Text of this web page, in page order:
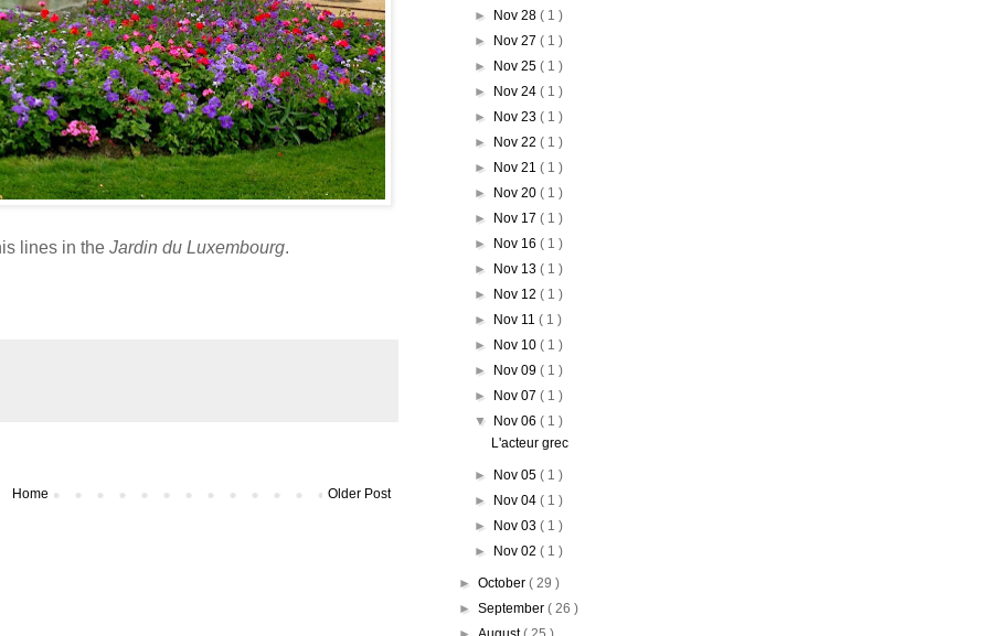
lines in the Jardin du Luxembourg.
Older Post
Home
►
Nov 28( 1 )
►
Nov 27( 1 )
►
Nov 25( 1 )
►
Nov 24( 1 )
►
Nov 23( 1 )
►
Nov 22( 1 )
►
Nov 21( 1 )
►
Nov 20( 1 )
►
Nov 17( 1 )
►
Nov 16( 1 )
►
Nov 13( 1 )
►
Nov 12( 1 )
►
Nov 11( 1 )
►
Nov 10( 1 )
►
Nov 09( 1 )
►
Nov 07( 1 )
▼
Nov 06( 1 )
L'acteur grec
► Nov 05( 1 )
►
Nov 04( 1 )
►
Nov 03( 1 )
►
Nov 02( 1 )
► October ( 29 )
► September ( 26 )